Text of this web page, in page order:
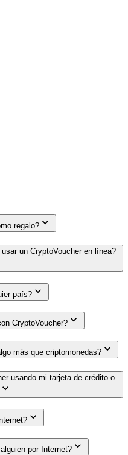
regalo?
un CryptoVoucher en línea?
país?
CryptoVoucher?
más que criptomonedas?
usando mi tarjeta de crédito o
por Internet?